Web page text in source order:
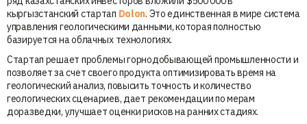
кыргызстанский стартап Dolon. Это единственная в мире система
управления геологическими данными, которая полностью
базируется на облачных технологиях.
Стартап решает проблемы горнодобывающей промышленности и
позволяет за счет своего продукта оптимизировать время на
геологический анализ, повысить точность и количество
геологических сценариев, дает рекомендации по мерам
доразведки, улучшает оценки рисков на ранних стадиях.